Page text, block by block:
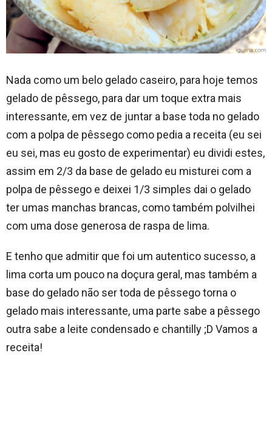
Nada como um belo gelado caseiro, para hoje temos
gelado de pêssego, para dar um toque extra mais
interessante, em vez de juntar a base toda no gelado
com a polpa de pêssego como pedia a receita (eu sei
eu sei, mas eu gosto de experimentar) eu dividi estes,
assim em 2/3 da base de gelado eu misturei com a
polpa de pêssego e deixei 1/3 simples dai o gelado
ter umas manchas brancas, como também polvilhei
com uma dose generosa de raspa de lima.
E tenho que admitir que foi um autentico sucesso, a
lima corta um pouco na doçura geral, mas também a
base do gelado não ser toda de pêssego torna o
gelado mais interessante, uma parte sabe a pêssego
outra sabe a leite condensado e chantilly ;D Vamos a
receita!